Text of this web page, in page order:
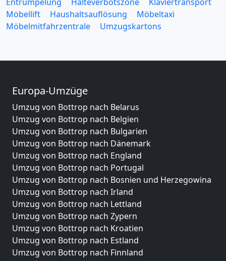
Möbellift
Haushaltsauflösung
Möbeltaxi
Möbelmitfahrzentrale
Umzugskartons
Europa-Umzüge
Umzug von Bottrop nach Belarus
Umzug von Bottrop nach Belgien
Umzug von Bottrop nach Bulgarien
Umzug von Bottrop nach Dänemark
Umzug von Bottrop nach England
Umzug von Bottrop nach Portugal
Umzug von Bottrop nach Bosnien und Herzegowina
Umzug von Bottrop nach Irland
Umzug von Bottrop nach Lettland
Umzug von Bottrop nach Zypern
Umzug von Bottrop nach Kroatien
Umzug von Bottrop nach Estland
Umzug von Bottrop nach Finnland